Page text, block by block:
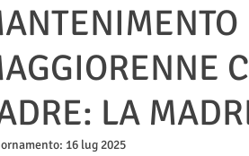
INTELLIGENZA
LA
16 lug 2025